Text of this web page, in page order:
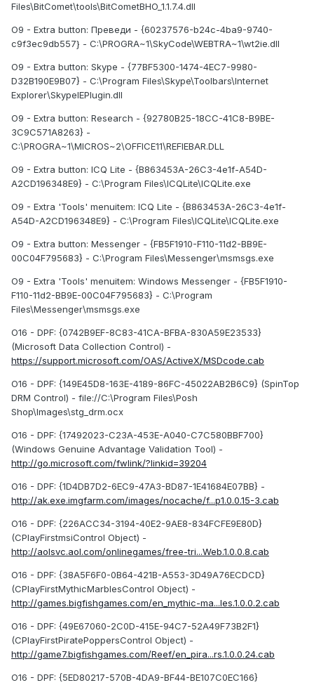
Files\BitComet\tools\BitCometBHO_1.1.7.4.dll
O9 - Extra button: Преведи - {60237576-b24c-4ba9-9740-
c9f3ec9db557} - C:\PROGRA~1\SkyCode\WEBTRA~1\wt2ie.dll
O9 - Extra button: Skype - {77BF5300-1474-4EC7-9980-
D32B190E9B07} - C:\Program Files\Skype\Toolbars\Internet
Explorer\SkypeIEPlugin.dll
O9 - Extra button: Research - {92780B25-18CC-41C8-B9BE-
3C9C571A8263} -
C:\PROGRA~1\MICROS~2\OFFICE11\REFIEBAR.DLL
O9 - Extra button: ICQ Lite - {B863453A-26C3-4e1f-A54D-
A2CD196348E9} - C:\Program Files\ICQLite\ICQLite.exe
O9 - Extra 'Tools' menuitem: ICQ Lite - {B863453A-26C3-4e1f-
A54D-A2CD196348E9} - C:\Program Files\ICQLite\ICQLite.exe
O9 - Extra button: Messenger - {FB5F1910-F110-11d2-BB9E-
00C04F795683} - C:\Program Files\Messenger\msmsgs.exe
O9 - Extra 'Tools' menuitem: Windows Messenger - {FB5F1910-
F110-11d2-BB9E-00C04F795683} - C:\Program
Files\Messenger\msmsgs.exe
O16 - DPF: {0742B9EF-8C83-41CA-BFBA-830A59E23533}
(Microsoft Data Collection Control) -
https://support.microsoft.com/OAS/ActiveX/MSDcode.cab
O16 - DPF: {149E45D8-163E-4189-86FC-45022AB2B6C9} (SpinTop
DRM Control) - file://C:\Program Files\Posh
Shop\Images\stg_drm.ocx
O16 - DPF: {17492023-C23A-453E-A040-C7C580BBF700}
(Windows Genuine Advantage Validation Tool) -
http://go.microsoft.com/fwlink/?linkid=39204
O16 - DPF: {1D4DB7D2-6EC9-47A3-BD87-1E41684E07BB} -
http://ak.exe.imgfarm.com/images/nocache/f...p1.0.0.15-3.cab
O16 - DPF: {226ACC34-3194-40E2-9AE8-834FCFE9E80D}
(CPlayFirstmsiControl Object) -
http://aolsvc.aol.com/onlinegames/free-tri...Web.1.0.0.8.cab
O16 - DPF: {38A5F6F0-0B64-421B-A553-3D49A76ECDCD}
(CPlayFirstMythicMarblesControl Object) -
http://games.bigfishgames.com/en_mythic-ma...les.1.0.0.2.cab
O16 - DPF: {49E67060-2C0D-415E-94C7-52A49F73B2F1}
(CPlayFirstPiratePoppersControl Object) -
http://game7.bigfishgames.com/Reef/en_pira...rs.1.0.0.24.cab
O16 - DPF: {5ED80217-570B-4DA9-BF44-BE107C0EC166}